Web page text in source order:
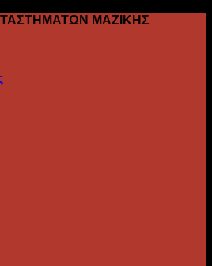
ΜΑΖΙΚΗΣ